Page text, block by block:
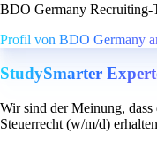
BDO Germany Recruiting-
Profil von BDO Germany
StudySmarter
Wir sind der Meinung,
Steuerrecht (w/m/d)